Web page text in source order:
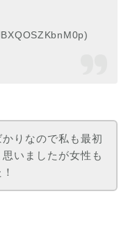
りなので私も最初
いましたが女性も